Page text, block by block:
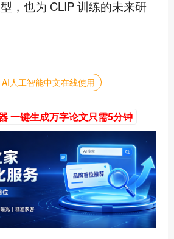
，也为 CLIP 训练的未来研
人工智能中文在线使用
一键生成万字论文只需5分钟